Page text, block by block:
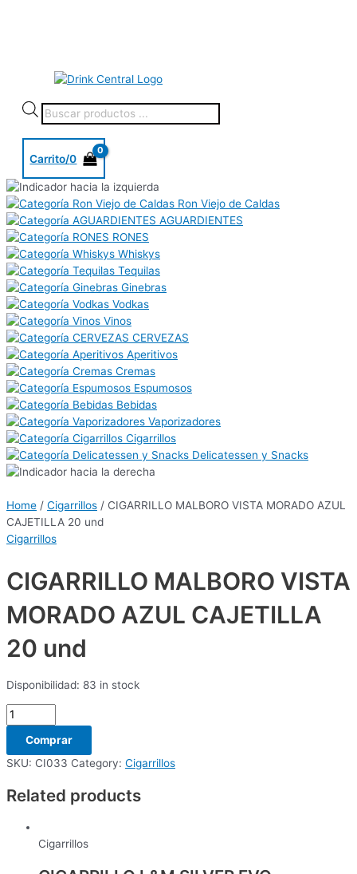
Carrito/0
Ron Viejo de Caldas
AGUARDIENTES
RONES
Whiskys
Tequilas
Ginebras
Vodkas
Vinos
CERVEZAS
Aperitivos
Cremas
Espumosos
Bebidas
Vaporizadores
Cigarrillos
Delicatessen y Snacks
Home / Cigarrillos / CIGARRILLO MALBORO VISTA MORADO AZUL
CAJETILLA 20 und
Cigarrillos
CIGARRILLO MALBORO VISTA
MORADO AZUL CAJETILLA
20 und
Disponibilidad: 83 in stock
Comprar
SKU: CI033 Category: Cigarrillos
Related products
Cigarrillos